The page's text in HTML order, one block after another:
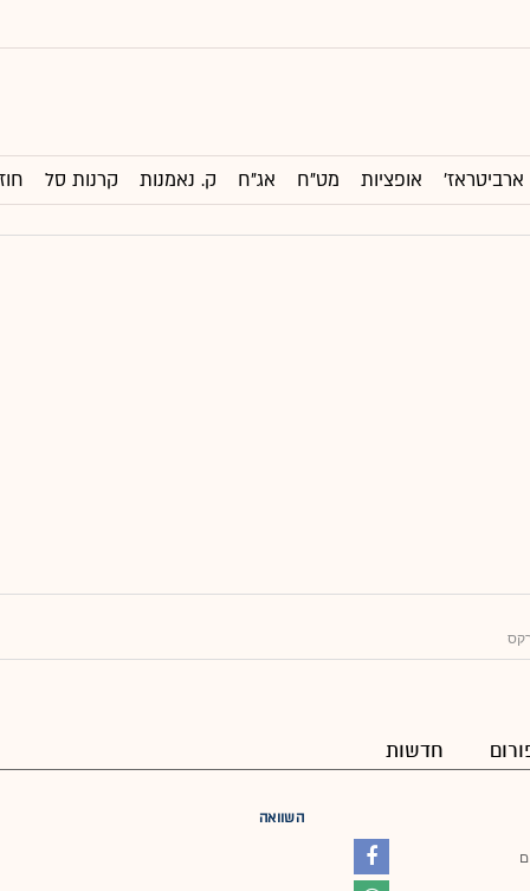
ארביטראז' אופציות מט"ח אג"ח ק. נאמנות קרנות סל
חדשות
השוואה